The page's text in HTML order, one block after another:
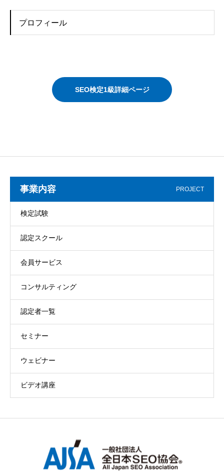
プロフィール
SEO検定1級詳細ページ
事業内容 PROJECT
検定試験
認定スクール
会員サービス
コンサルティング
認定者一覧
セミナー
ウェビナー
ビデオ講座